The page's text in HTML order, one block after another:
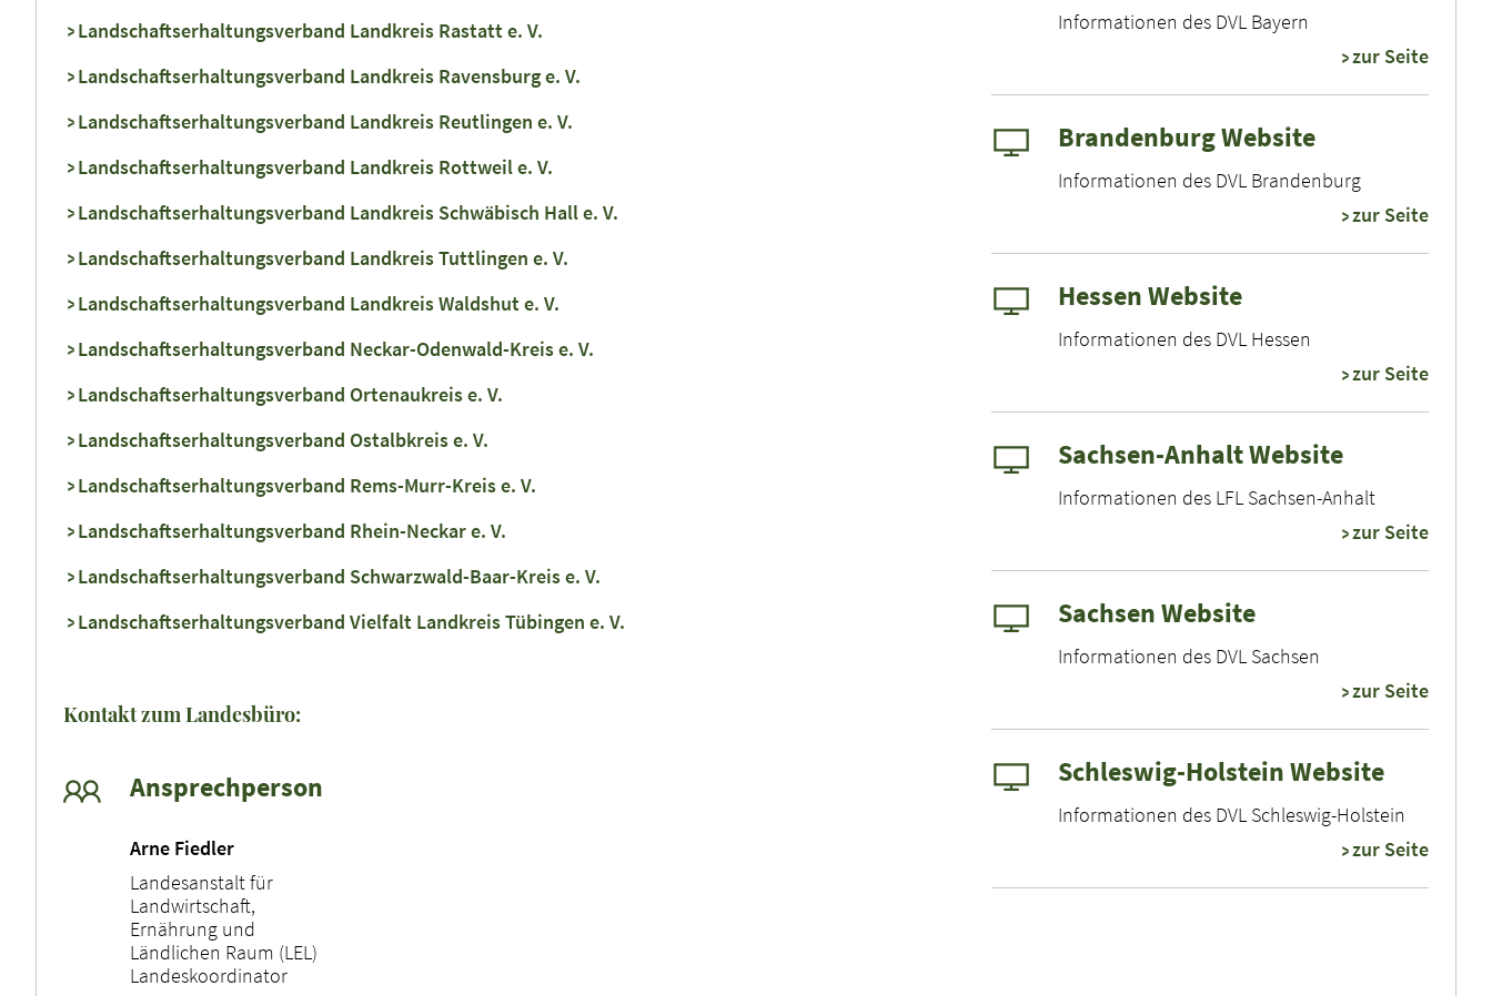
Landschaftserhaltungsverband Landkreis Rastatt e. V.
Landschaftserhaltungsverband Landkreis Ravensburg e. V.
Landschaftserhaltungsverband Landkreis Reutlingen e. V.
Landschaftserhaltungsverband Landkreis Rottweil e. V.
Landschaftserhaltungsverband Landkreis Schwäbisch Hall e. V.
Landschaftserhaltungsverband Landkreis Tuttlingen e. V.
Landschaftserhaltungsverband Landkreis Waldshut e. V.
Landschaftserhaltungsverband Neckar-Odenwald-Kreis e. V.
Landschaftserhaltungsverband Ortenaukreis e. V.
Landschaftserhaltungsverband Ostalbkreis e. V.
Landschaftserhaltungsverband Rems-Murr-Kreis e. V.
Landschaftserhaltungsverband Rhein-Neckar e. V.
Landschaftserhaltungsverband Schwarzwald-Baar-Kreis e. V.
Landschaftserhaltungsverband Vielfalt Landkreis Tübingen e. V.
Kontakt zum Landesbüro:
Ansprechperson
Arne Fiedler
Landesanstalt für
Landwirtschaft,
Ernährung und
Ländlichen Raum (LEL)
Landeskoordinator
Informationen des DVL Bayern
zur Seite
Brandenburg Website
Informationen des DVL Brandenburg
zur Seite
Hessen Website
Informationen des DVL Hessen
zur Seite
Sachsen-Anhalt Website
Informationen des LFL Sachsen-Anhalt
zur Seite
Sachsen Website
Informationen des DVL Sachsen
zur Seite
Schleswig-Holstein Website
Informationen des DVL Schleswig-Holstein
zur Seite